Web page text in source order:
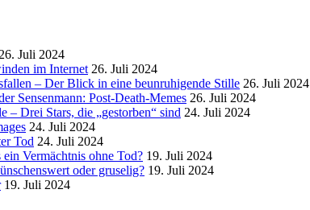
26. Juli 2024
im Internet 26. Juli 2024
– Der Blick in eine beunruhigende Stille 26. Juli 2024
Sensenmann: Post-Death-Memes 26. Juli 2024
– Drei Stars, die „gestorben“ sind 24. Juli 2024
24. Juli 2024
Tod 24. Juli 2024
Vermächtnis ohne Tod? 19. Juli 2024
oder gruselig? 19. Juli 2024
19. Juli 2024